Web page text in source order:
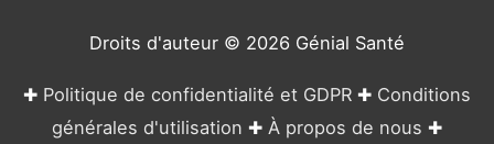
Droits d'auteur © 2026 Génial Santé
✚ Politique de confidentialité et GDPR ✚ Conditions
générales d'utilisation ✚ À propos de nous ✚